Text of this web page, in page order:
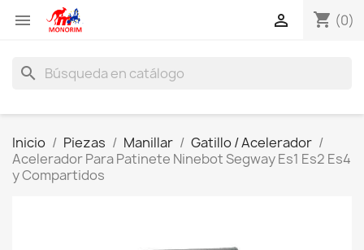
 shopping_cart (0)

search
Inicio Piezas Manillar
Gatillo / Acelerador
Acelerador Para Patinete Ninebot Segway Es1 Es2 Es4
y Compartidos